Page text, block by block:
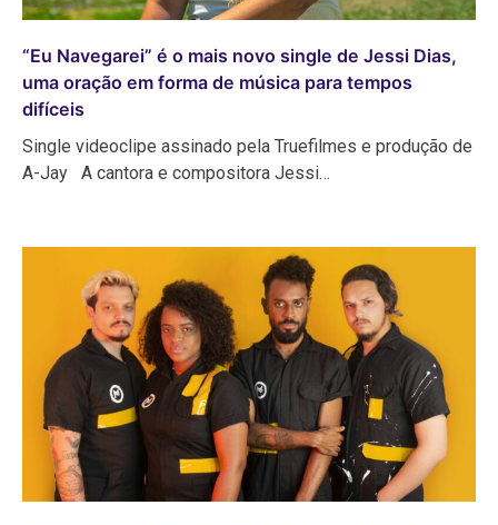
“Eu Navegarei” é o mais novo single de Jessi Dias,
uma oração em forma de música para tempos
difíceis
Single videoclipe assinado pela Truefilmes e produção de
A-Jay A cantora e compositora Jessi…